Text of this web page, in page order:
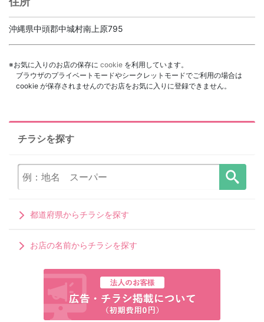
沖縄県中頭郡中城村南上原795
※お気に入りのお店の保存に cookie を利用しています。
ブラウザのプライベートモードやシークレットモードでご利用の場合は
cookie が保存されませんのでお店をお気に入りに登録できません。
チラシを探す
都道府県からチラシを探す
お店の名前からチラシを探す